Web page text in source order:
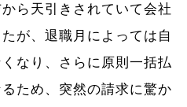
ら天引きされていて会社
が、退職月によっては自
なり、さらに原則一括払
ため、突然の請求に驚か